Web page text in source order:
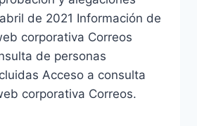
de 2021 Información de
corporativa Correos
de personas
Acceso a consulta
corporativa Correos.